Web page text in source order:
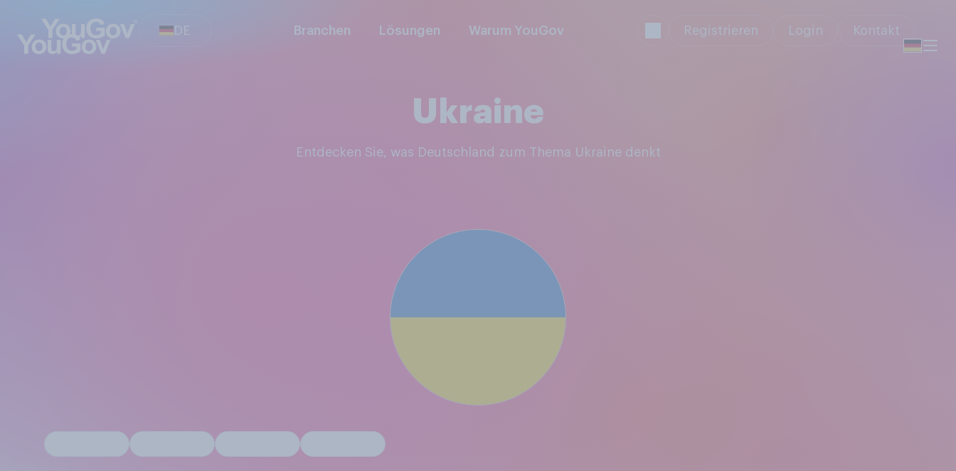
DE Branchen Lösungen Warum YouGov Registrieren Login Kontakt
Ukraine
Entdecken Sie, was Deutschland zum Thema Ukraine denkt